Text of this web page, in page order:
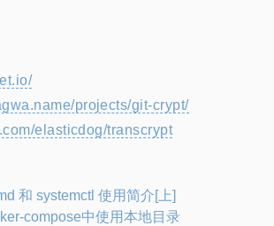
projects/git-crypt/
elasticdog/transcrypt
和 systemctl 使用简介[上]
compose中使用本地目录